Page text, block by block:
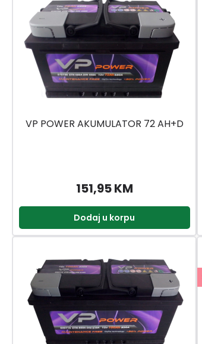
VP POWER AKUMULATOR 72 AH+D
151,95 KM
Dodaj u korpu